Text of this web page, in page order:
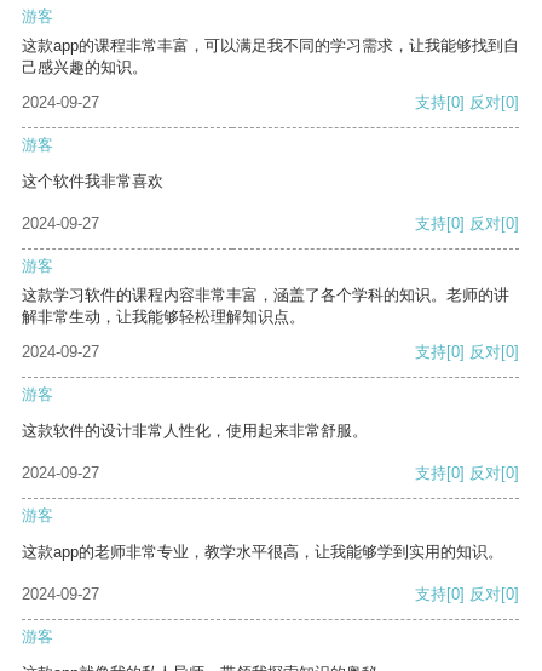
游客
这款app的课程非常丰富，可以满足我不同的学习需求，让我能够找到自
己感兴趣的知识。
2024-09-27
支持[0] 反对[0]
游客
这个软件我非常喜欢
2024-09-27 支持[0] 反对[0]
游客
这款学习软件的课程内容非常丰富，涵盖了各个学科的知识。老师的讲
解非常生动，让我能够轻松理解知识点。
2024-09-27
支持[0] 反对[0]
游客
这款软件的设计非常人性化，使用起来非常舒服。
2024-09-27 支持[0] 反对[0]
游客
这款app的老师非常专业，教学水平很高，让我能够学到实用的知识。
2024-09-27 支持[0] 反对[0]
游客